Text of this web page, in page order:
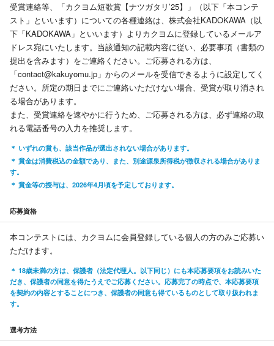
受賞連絡等、「カクヨム短歌賞【ナツガタリ’25】」（以下「本コンテ
スト」といいます）についての各種連絡は、株式会社KADOKAWA（以
下「KADOKAWA」といいます）よりカクヨムに登録しているメールア
ドレス宛にいたします。当該通知の記載内容に従い、必要事項（書類の
提出を含みます）をご連絡ください。ご応募される方は、
「contact@kakuyomu.jp」からのメールを受信できるように設定してく
ださい。所定の期日までにご連絡いただけない場合、受賞が取り消され
る場合があります。
また、受賞連絡を速やかに行うため、ご応募される方は、必ず連絡の取
れる電話番号の入力を推奨します。
いずれの賞も、該当作品が選出されない場合があります。
賞金は消費税込の金額であり、また、別途源泉所得税が徴収される場合がありま
す。
賞金等の授与は、2026年4月頃を予定しております。
応募資格
本コンテストには、カクヨムに会員登録している個人の方のみご応募い
ただけます。
18歳未満の方は、保護者（法定代理人。以下同じ）にも本応募要項をお読みいた
だき、保護者の同意を得たうえでご応募ください。応募完了の時点で、本応募要項
を契約の内容とすることにつき、保護者の同意も得ているものとして取り扱われま
す。
選考方法